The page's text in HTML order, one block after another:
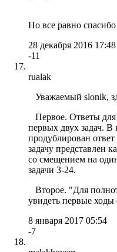
Но все равно
28 декабря 2016 17:48
-11
rualak
Уважаемый slonik,
Первое. Ответы для
первых двух задач. В
продублирован
задачу представлен
со смещением на
задачи 3-24.
Второе. "Для
увидеть первые ходы
8 января 2017 05:54
-7